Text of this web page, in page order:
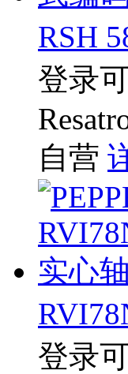
RSH
登录
自营
登录